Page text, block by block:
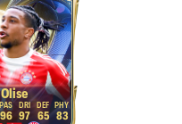
Olise
96 97 65 83